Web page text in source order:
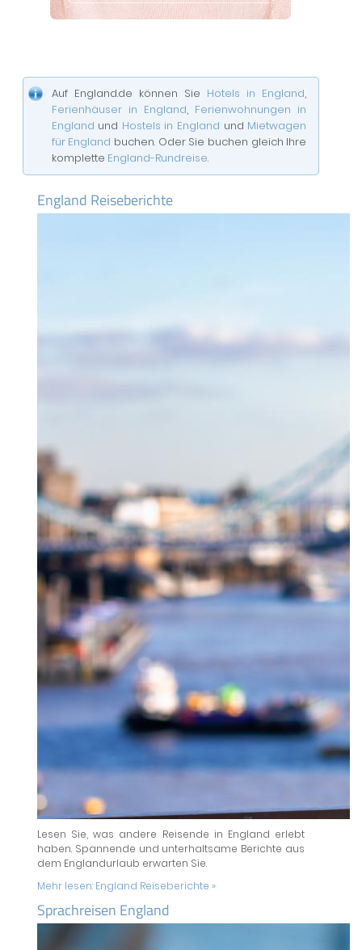
Auf England.de können Sie Hotels in England,
Ferienhäuser in England, Ferienwohnungen in
England und Hostels in England und Mietwagen
für England buchen. Oder Sie buchen gleich Ihre
komplette England-Rundreise.
England Reiseberichte
Lesen Sie, was andere Reisende in England erlebt
haben. Spannende und unterhaltsame Berichte aus
dem Englandurlaub erwarten Sie.
Mehr lesen: England Reiseberichte »
Sprachreisen England